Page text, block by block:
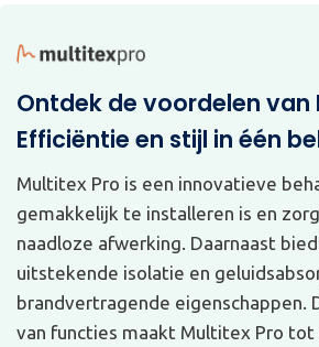
Ontdek de voordelen van
Efficiëntie en stijl in één
Multitex Pro is een innovatieve
gemakkelijk te installeren is en
naadloze afwerking. Daarnaast
uitstekende isolatie en
brandvertragende eigenschappen.
van functies maakt Multitex Pro